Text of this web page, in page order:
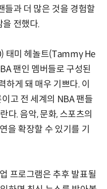
들과 더 많은 것을 경험할
전했다.
태미 헤놀트(Tammy He
팬인 멤버들로 구성된
하게 돼 매우 기쁘다. 이
고 전 세계의 NBA 팬들
다. 음악, 문화, 스포츠의
을 확장할 수 있기를 기
프로그램은 추후 발표될